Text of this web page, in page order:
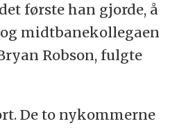
første han gjorde, å
midtbanekollegaen
Robson, fulgte
De to nykommerne